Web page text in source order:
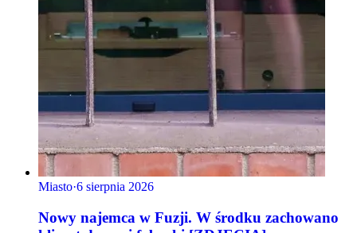
Miasto·6 sierpnia 2026
Nowy najemca w Fuzji. W środku zachowano